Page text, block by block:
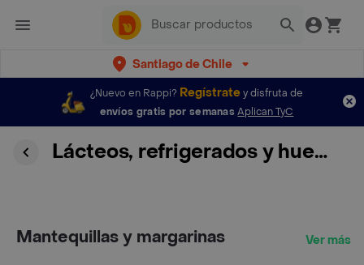
Santiago de Chile
¿Nuevo en Rappi? Regístratey disfruta de
envíos gratis por semanas Aplican TyC
Lácteos, refrigerados y huevos
Mantequillas y margarinas Ver más